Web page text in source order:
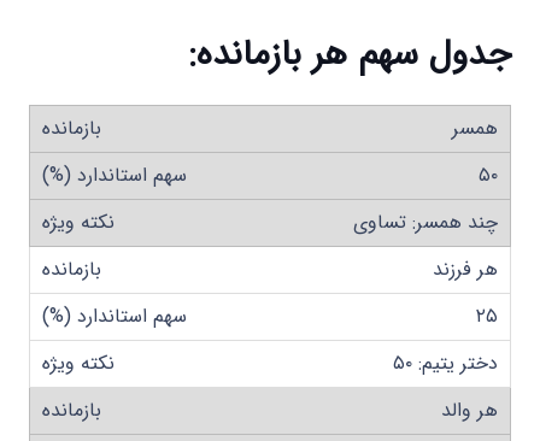
جدول سهم هر بازمانده:
همسر
۵۰
چند همسر: تساوی
هر فرزند
۲۵
دختر یتیم: ۵۰
هر والد